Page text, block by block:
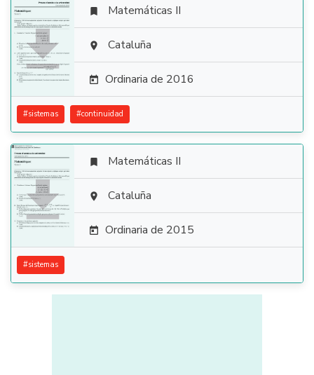

 Matemáticas II
 Cataluña
 Ordinaria de 2016
#sistemas #continuidad

 Matemáticas II
 Cataluña
 Ordinaria de 2015
#sistemas